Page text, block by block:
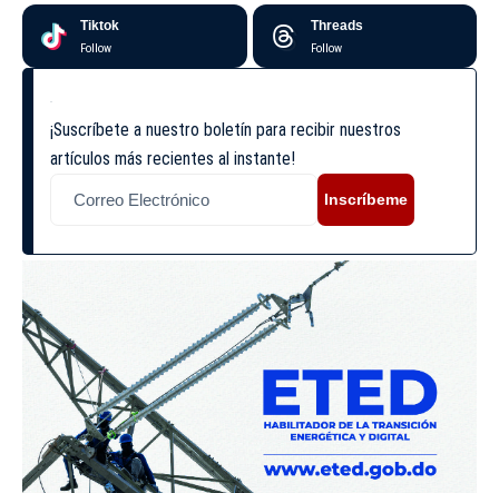
Tiktok
Follow
Threads
Follow
¡Suscríbete a nuestro boletín para recibir nuestros
artículos más recientes al instante!
Inscríbeme